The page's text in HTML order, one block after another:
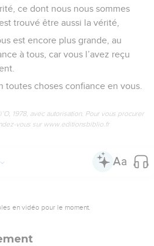
ce dont nous nous sommes
trouvé être aussi la vérité,
est encore plus grande, au
à tous, car vous l’avez reçu
toutes choses confiance en vous.
1978, avec autorisation. Pour vous procurer
vous sur www.editionsbiblio.fr
en vidéo pour le moment.